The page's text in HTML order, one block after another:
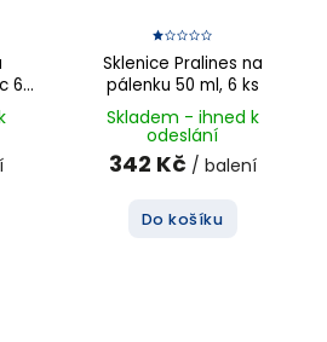
60
Sklenice Pralines na
pálenku 50 ml, 6 ks
Skladem - ihned k
odeslání
342 Kč / balení
Do košíku